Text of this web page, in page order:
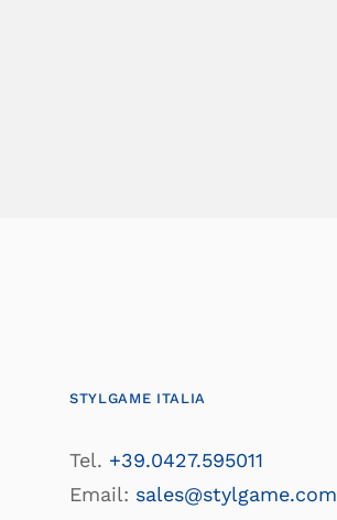
STYLGAME ITALIA
Tel. +39.0427.595011
Email: sales@stylgame.com